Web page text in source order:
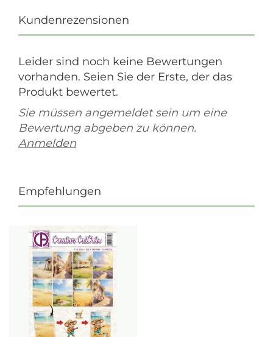
Kundenrezensionen
Leider sind noch keine Bewertungen
vorhanden. Seien Sie der Erste, der das
Produkt bewertet.
Sie müssen angemeldet sein um eine
Bewertung abgeben zu können.
Anmelden
Empfehlungen